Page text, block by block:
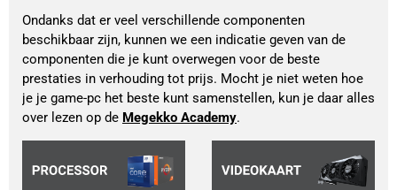
Ondanks dat er veel verschillende componenten
beschikbaar zijn, kunnen we een indicatie geven van de
componenten die je kunt overwegen voor de beste
prestaties in verhouding tot prijs. Mocht je niet weten hoe
je je game-pc het beste kunt samenstellen, kun je daar alles
over lezen op de Megekko Academy.